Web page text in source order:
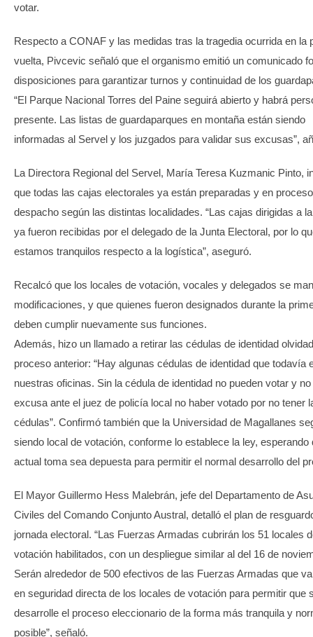
votar.
Respecto a CONAF y las medidas tras la tragedia ocurrida en la
vuelta, Pivcevic señaló que el organismo emitió un comunicado
disposiciones para garantizar turnos y continuidad de los
“El Parque Nacional Torres del Paine seguirá abierto y habrá
presente. Las listas de guardaparques en montaña están siendo
informadas al Servel y los juzgados para validar sus excusas”,
La Directora Regional del Servel, María Teresa Kuzmanic Pinto,
que todas las cajas electorales ya están preparadas y en
despacho según las distintas localidades. “Las cajas dirigidas a
ya fueron recibidas por el delegado de la Junta Electoral, por lo
estamos tranquilos respecto a la logística”, aseguró.
Recalcó que los locales de votación, vocales y delegados se
modificaciones, y que quienes fueron designados durante la
deben cumplir nuevamente sus funciones.
Además, hizo un llamado a retirar las cédulas de identidad
proceso anterior: “Hay algunas cédulas de identidad que todavía
nuestras oficinas. Sin la cédula de identidad no pueden votar y
excusa ante el juez de policía local no haber votado por no tener
cédulas”. Confirmó también que la Universidad de Magallanes
siendo local de votación, conforme lo establece la ley, esperando
actual toma sea depuesta para permitir el normal desarrollo del
El Mayor Guillermo Hess Malebrán, jefe del Departamento de
Civiles del Comando Conjunto Austral, detalló el plan de
jornada electoral. “Las Fuerzas Armadas cubrirán los 51 locales
votación habilitados, con un despliegue similar al del 16 de
Serán alrededor de 500 efectivos de las Fuerzas Armadas que
en seguridad directa de los locales de votación para permitir que
desarrolle el proceso eleccionario de la forma más tranquila y
posible”, señaló.